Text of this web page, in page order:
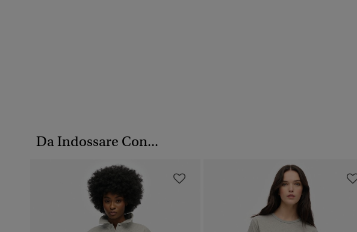
Da Indossare Con...